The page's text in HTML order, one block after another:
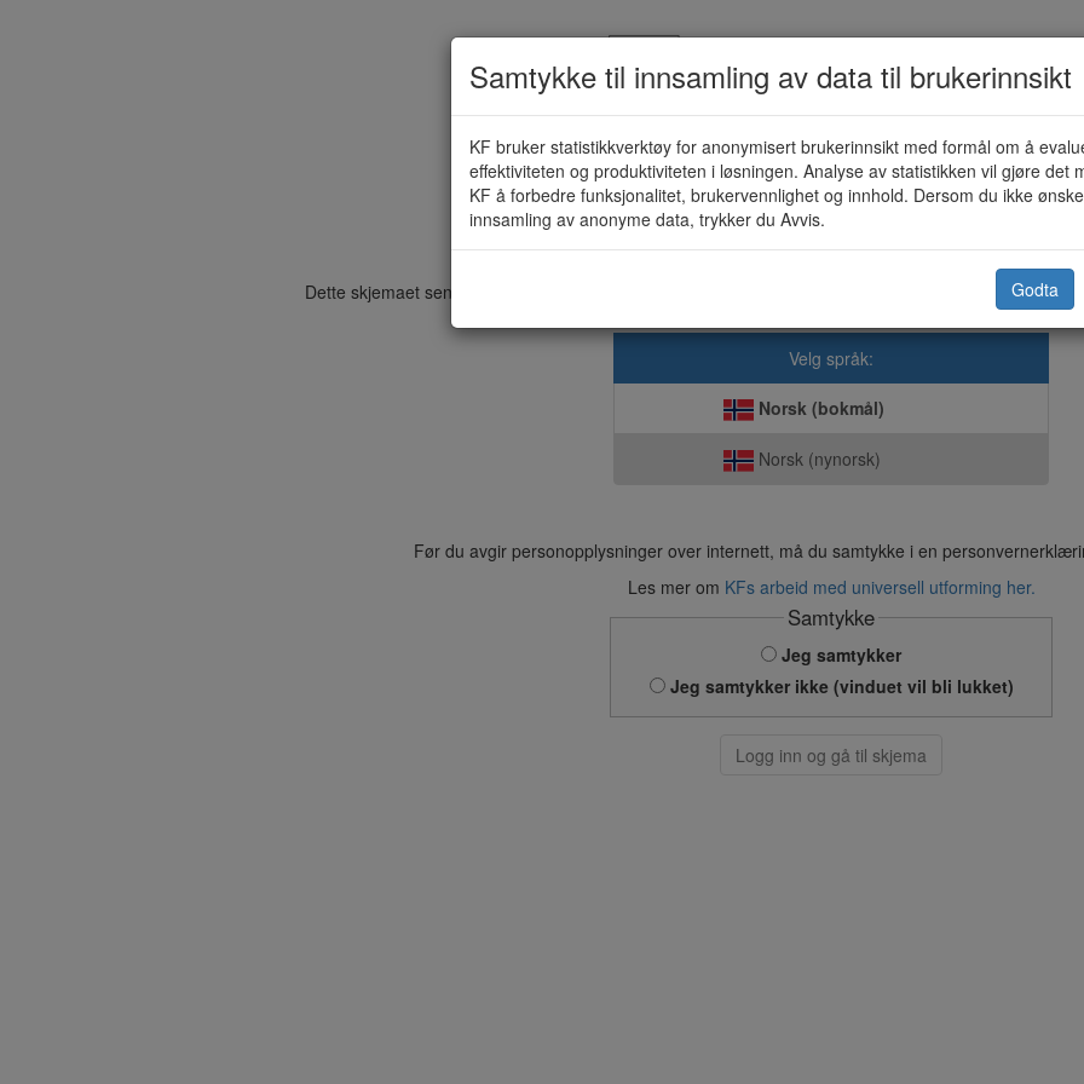
Motorferdsel i utmark og vassdrag
Dette skjemaet sendes elektronisk direkte til kommunen. Vi er opptatt av at våre løsninger skal
Velg språk:
Norsk (bokmål)
Norsk (nynorsk)
Før du avgir personopplysninger over internett, må du samtykke i en
Les mer om KFs arbeid med universell utforming her.
Samtykke
Jeg samtykker
Jeg samtykker ikke (vinduet vil bli lukket)
Logg inn og gå til skjema
Samtykke til innsamling av data til brukerinnsikt
KF bruker statistikkverktøy for anonymisert brukerinnsikt med formål om å
effektiviteten og produktiviteten i løsningen. Analyse av statistikken vil gjøre det
KF å forbedre funksjonalitet, brukervennlighet og innhold. Dersom du ikke
innsamling av anonyme data, trykker du Avvis.
Godta